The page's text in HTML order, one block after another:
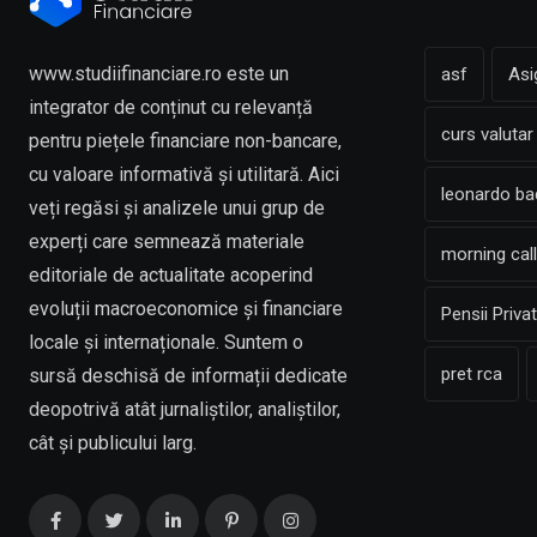
www.studiifinanciare.ro este un
integrator de conținut cu relevanță
pentru piețele financiare non-bancare,
cu valoare informativă și utilitară. Aici
veți regăsi și analizele unui grup de
experți care semnează materiale
editoriale de actualitate acoperind
evoluții macroeconomice și financiare
locale și internaționale. Suntem o
sursă deschisă de informații dedicate
deopotrivă atât jurnaliștilor, analiștilor,
cât și publicului larg.
asf
curs valutar
leonardo
morning
Pensii
pret rca